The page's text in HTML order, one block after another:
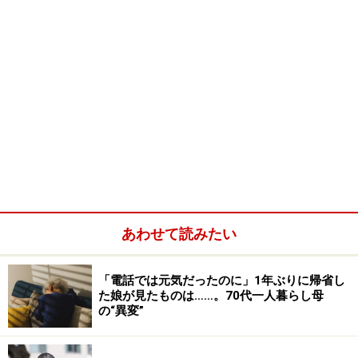
気を付けるべきこと2：“若くて可愛かった
自分”をひきずってしまう
“若くて可愛かった自分” をずっとひきずってしまうと、
歳をとってもそのままでいようとしてしまいます。例え
あわせて読みたい
「電話では元気だったのに」1年ぶりに帰省し
た娘が見たものは……。70代一人暮らし母
の“異変”